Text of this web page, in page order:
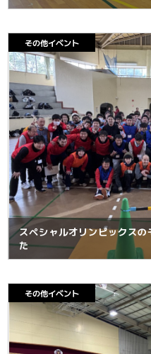
その他イベント
スペシャルオリンピックス
た
その他イベント